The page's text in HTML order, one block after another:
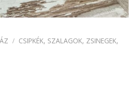
/ CSIPKÉK, SZALAGOK, ZSINEGEK,